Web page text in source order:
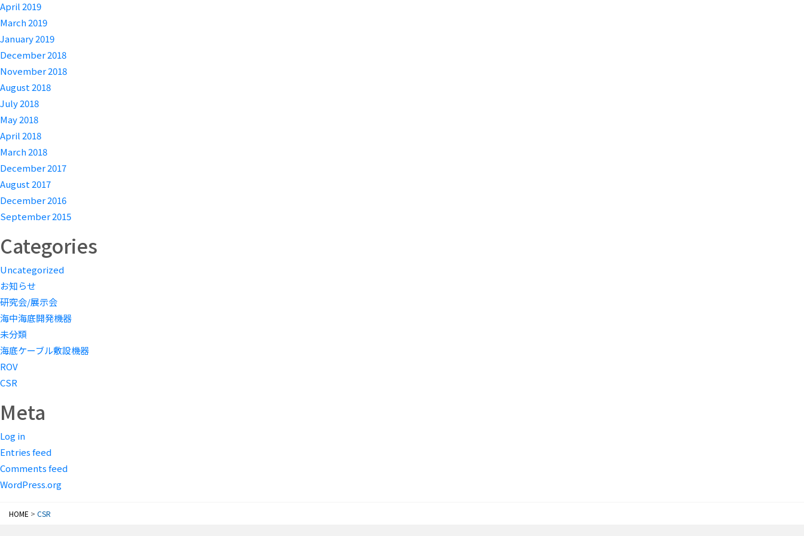
April 2019
March 2019
January 2019
December 2018
November 2018
August 2018
July 2018
May 2018
April 2018
March 2018
December 2017
August 2017
December 2016
September 2015
Categories
Uncategorized
お知らせ
研究会/展示会
海中海底開発機器
未分類
海底ケーブル敷設機器
ROV
CSR
Meta
Log in
Entries feed
Comments feed
WordPress.org
HOME > CSR